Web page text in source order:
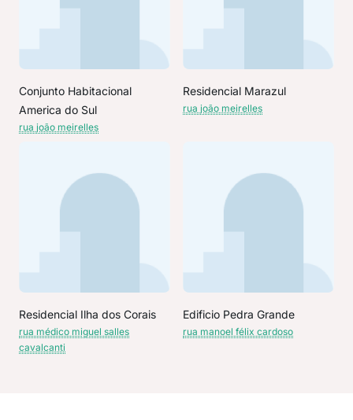
Conjunto Habitacional
America do Sul
rua joão meirelles
Residencial Marazul
rua joão meirelles
Residencial Ilha dos Corais
rua médico miguel salles
cavalcanti
Edificio Pedra Grande
rua manoel félix cardoso